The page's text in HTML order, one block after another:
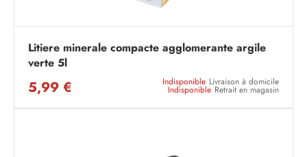
Litiere minerale compacte agglomerante argile
verte 5l
5,99 € Indisponible Livraison à domicile
Indisponible Retrait en magasin